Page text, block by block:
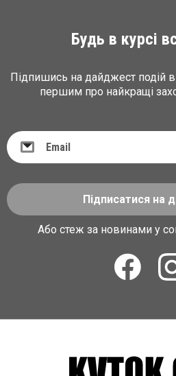
Будь в курсі
Підпишись на дайджест подій
першим про найкращі
Підписатися на
Або стеж за новинами у